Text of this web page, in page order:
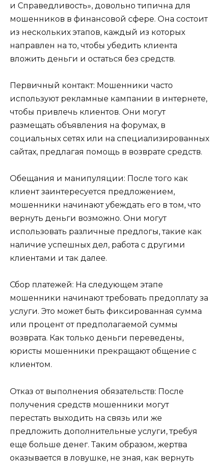
и Справедливость», довольно типична для
мошенников в финансовой сфере. Она состоит
из нескольких этапов, каждый из которых
направлен на то, чтобы убедить клиента
вложить деньги и остаться без средств.
Первичный контакт: Мошенники часто
используют рекламные кампании в интернете,
чтобы привлечь клиентов. Они могут
размещать объявления на форумах, в
социальных сетях или на специализированных
сайтах, предлагая помощь в возврате средств.
Обещания и манипуляции: После того как
клиент заинтересуется предложением,
мошенники начинают убеждать его в том, что
вернуть деньги возможно. Они могут
использовать различные предлогы, такие как
наличие успешных дел, работа с другими
клиентами и так далее.
Сбор платежей: На следующем этапе
мошенники начинают требовать предоплату за
услуги. Это может быть фиксированная сумма
или процент от предполагаемой суммы
возврата. Как только деньги переведены,
юристы мошенники прекращают общение с
клиентом.
Отказ от выполнения обязательств: После
получения средств мошенники могут
перестать выходить на связь или же
предложить дополнительные услуги, требуя
еще больше денег. Таким образом, жертва
оказывается в ловушке, не зная, как вернуть